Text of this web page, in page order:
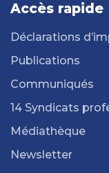
Accès rapide
Déclarations
Publications
Communiqués
14 Syndicats
Médiathèque
Newsletter